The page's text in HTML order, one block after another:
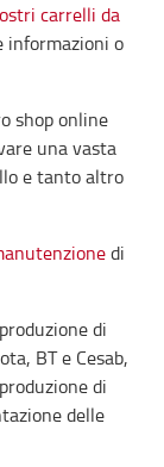
carrelli da
informazioni o
shop online
una vasta
e tanto altro
di
di
BT e Cesab,
di
delle